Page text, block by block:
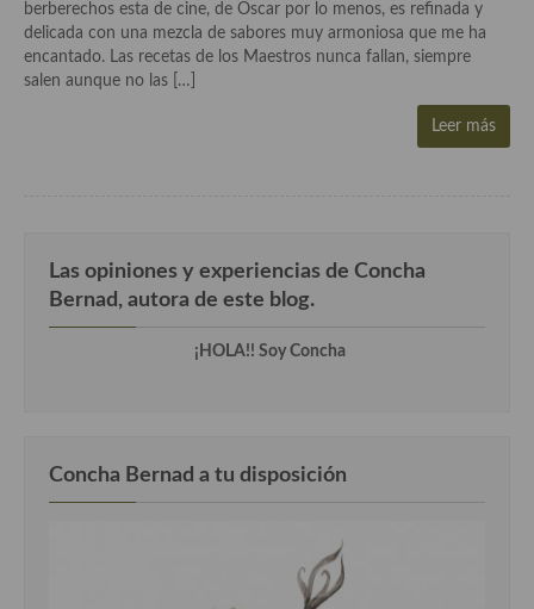
Bebidas
Bocadillos, hamburguesas, sándwich, emparedados, tostas y
demás
Gazpachos, salmorejos, sopas y cremas frías
Legumbres y cereales
berberechos esta de cine, de Oscar por lo menos, es refinada y
delicada con una mezcla de sabores muy armoniosa que me ha
encantado. Las recetas de los Maestros nunca fallan, siempre
salen aunque no las […]
Leer más
Las opiniones y experiencias de Concha
Bernad, autora de este blog.
¡HOLA!! Soy Concha
Concha Bernad a tu disposición